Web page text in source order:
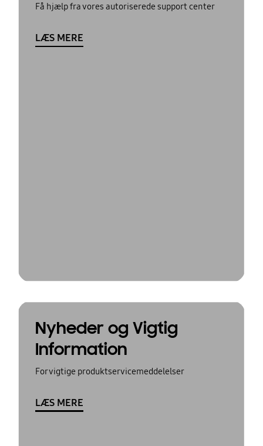
Få hjælp fra vores autoriserede support center
LÆS MERE
Nyheder og Vigtig
Information
For vigtige produktservicemeddelelser
LÆS MERE